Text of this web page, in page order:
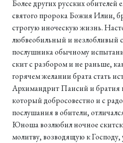
Более других русских обителей
святого пророка Божия Илии,
строгую иноческую жизнь.
любвеобильный и незлобливый
послушника обычному
скит с разбором и не раньше,
горячем желании брата стать
Архимандрит Паисий и братия
который добросовестно и с
послушания в обители,
Юноша возлюбил ночное
молитву, возводящую к